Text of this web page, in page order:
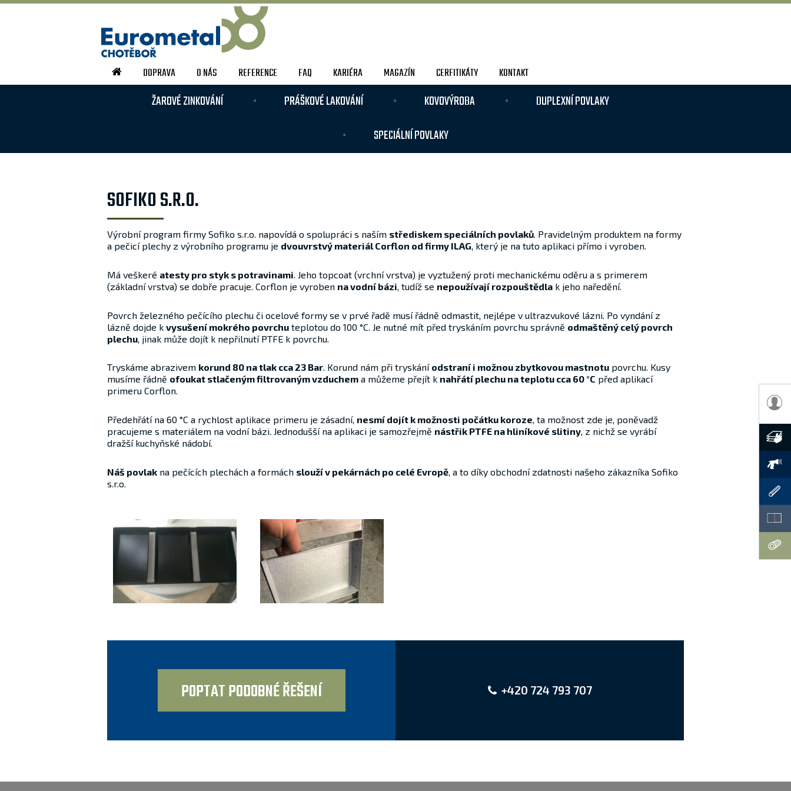
DOPRAVA O NÁS REFERENCE FAQ KARIÉRA MAGAZÍN CERFITIKÁTY KONTAKT
ŽAROVÉ ZINKOVÁNÍ PRÁŠKOVÉ LAKOVÁNÍ KOVOVÝROBA
DUPLEXNÍ POVLAKY
SPECIÁLNÍ POVLAKY
SOFIKO S.R.O.
Výrobní program firmy Sofiko s.r.o. napovídá o spolupráci s naším střediskem speciálních povlaků. Pravidelným produktem na formy
a pečicí plechy z výrobního programu je dvouvrstvý materiál Corflon od firmy ILAG, který je na tuto aplikaci přímo i vyroben.
Má veškeré atesty pro styk s potravinami . Jeho topcoat (vrchní vrstva) je vyztužený proti mechanickému oděru a s primerem
(základní vrstva) se dobře pracuje. Corflon je vyroben na vodní bázi , tudíž se nepoužívají rozpouštědla k jeho naředění.
Povrch železného pečícího plechu či ocelové formy se v prvé řadě musí řádně odmastit, nejlépe v ultrazvukové lázni. Po vyndání z
lázně dojde k vysušení mokrého povrchu teplotou do 100 °C. Je nutné mít před tryskáním povrchu správně odmaštěný celý povrch
plechu , jinak může dojít k nepřilnutí PTFE k povrchu.
Tryskáme abrazivem korund 80 na tlak cca 2­3 Bar. Korund nám při tryskání odstraní i možnou zbytkovou mastnotu povrchu. Kusy
musíme řádně ofoukat stlačeným filtrovaným vzduchem a můžeme přejít k nahřátí plechu na teplotu cca 60 °C před aplikací
primeru Corflon.
Předehřátí na 60 °C a rychlost aplikace primeru je zásadní, nesmí dojít k možnosti počátku koroze, ta možnost zde je, poněvadž
pracujeme s materiálem na vodní bázi. Jednodušší na aplikaci je samozřejmě nástřik PTFE na hliníkové slitiny, z nichž se vyrábí
dražší kuchyňské nádobí.
Náš povlak na pečících plechách a formách slouží v pekárnách po celé Evropě, a to díky obchodní zdatnosti našeho zákazníka Sofiko
s.r.o.
POPTAT PODOBNÉ ŘEŠENÍ +420 724 793 707